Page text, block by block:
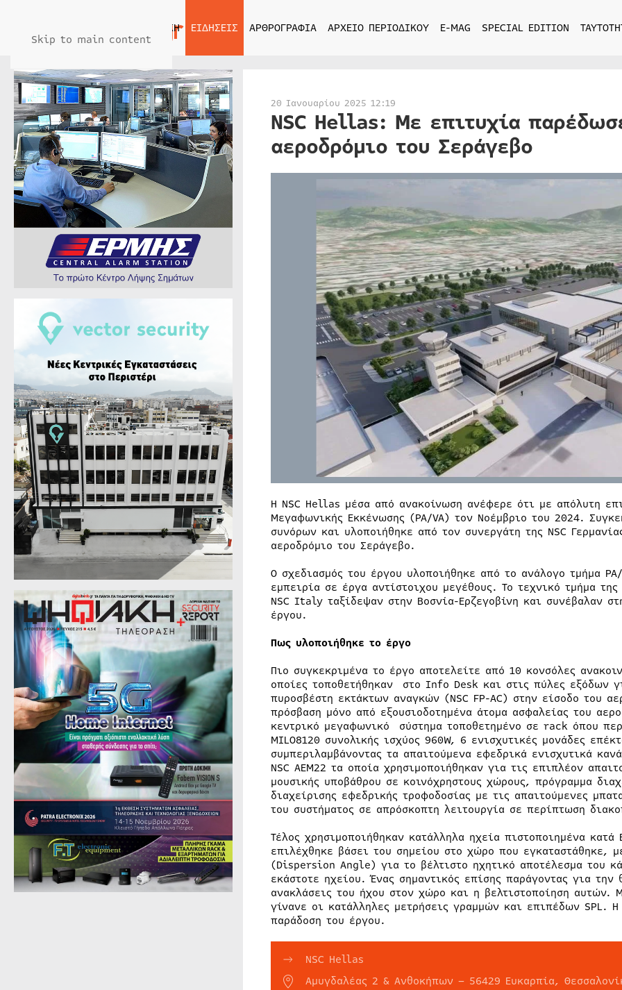
Skip to main content
ΑΡΧΙΚΗ ΕΙΔΗΣΕΙΣ ΑΡΘΡΟΓΡΑΦΙΑ ΑΡΧΕΙΟ ΠΕΡΙΟΔΙΚΟΥ E-MAG SPECIAL EDITION
20 Ιανουαρίου 2025 12:19
NSC Hellas: Με επιτυχία
αεροδρόμιο του Σεράγεβο
Η NSC Hellas μέσα από ανακοίνωση ανέφερε ότι με απόλυτη
Μεγαφωνικής Εκκένωσης (PA/VA) τον Νοέμβριο του 2024.
συνόρων και υλοποιήθηκε από τον συνεργάτη της NSC
αεροδρόμιο του Σεράγεβο.
Ο σχεδιασμός του έργου υλοποιήθηκε από το ανάλογο τμήμα
εμπειρία σε έργα αντίστοιχου μεγέθους. Το τεχνικό τμήμα
NSC Italy ταξίδεψαν στην Βοσνία-Ερζεγοβίνη και συνέβαλαν
έργου.
Πως υλοποιήθηκε το έργο
Πιο συγκεκριμένα το έργο αποτελείτε από 10 κονσόλες
οποίες τοποθετήθηκαν στο Info Desk και στις πύλες εξόδων
πυροσβέστη εκτάκτων αναγκών (NSC FP-AC) στην είσοδο του
πρόσβαση μόνο από εξουσιοδοτημένα άτομα ασφαλείας του
κεντρικό μεγαφωνικό σύστημα τοποθετημένο σε rack όπου
MILO8120 συνολικής ισχύος 960W, 6 ενισχυτικές μονάδες
συμπεριλαμβάνοντας τα απαιτούμενα εφεδρικά ενισχυτικά
NSC AEM22 τα οποία χρησιμοποιήθηκαν για τις επιπλέον
μουσικής υποβάθρου σε κοινόχρηστους χώρους, πρόγραμμα
διαχείρισης εφεδρικής τροφοδοσίας με τις απαιτούμενες
του συστήματος σε απρόσκοπτη λειτουργία σε περίπτωση
Τέλος χρησιμοποιήθηκαν κατάλληλα ηχεία πιστοποιημένα
επιλέχθηκε βάσει του σημείου στο χώρο που εγκαταστάθηκε,
(Dispersion Angle) για το βέλτιστο ηχητικό αποτέλεσμα του
εκάστοτε ηχείου. Ένας σημαντικός επίσης παράγοντας για
ανακλάσεις του ήχου στον χώρο και η βελτιστοποίηση αυτών.
γίνανε οι κατάλληλες μετρήσεις γραμμών και επιπέδων SPL.
παράδοση του έργου.
NSC Hellas
Αμυγδαλέας 2 & Ανθοκήπων – 56429 Ευκαρπία,